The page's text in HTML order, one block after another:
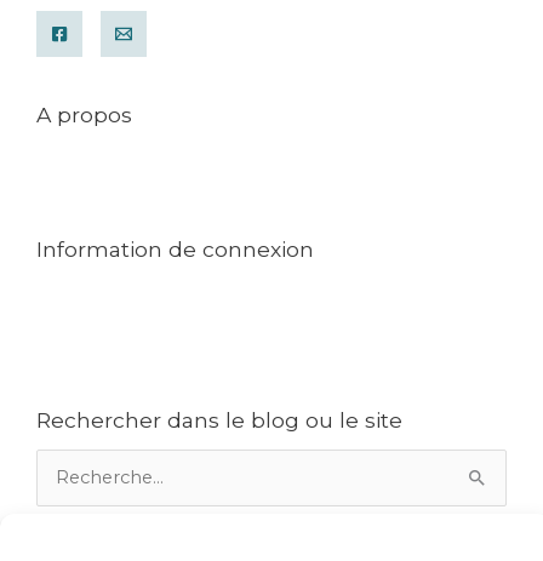
A propos
Information de connexion
Rechercher dans le blog ou le site
Rechercher :